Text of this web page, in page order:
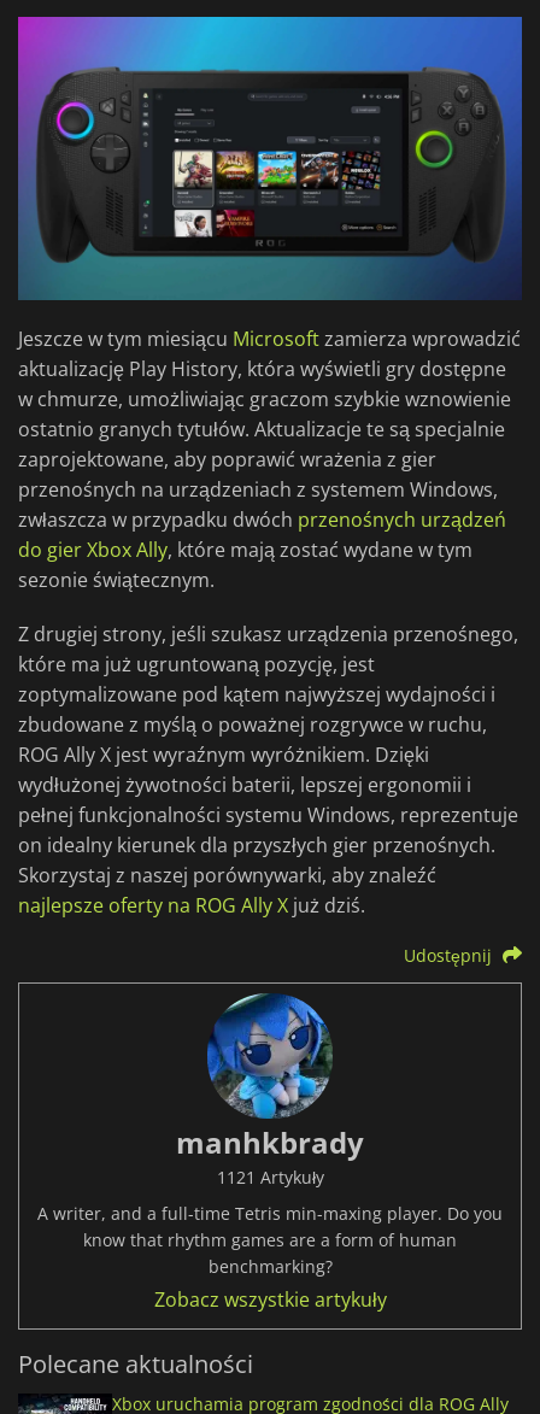
Jeszcze w tym miesiącu Microsoftzamierza wprowadzić
aktualizację Play History, która wyświetli gry dostępne
w chmurze, umożliwiając graczom szybkie wznowienie
ostatnio granych tytułów. Aktualizacje te są specjalnie
zaprojektowane, aby poprawić wrażenia z gier
przenośnych na urządzeniach z systemem Windows,
zwłaszcza w przypadku dwóch przenośnych urządzeń
do gier Xbox Ally, które mają zostać wydane w tym
sezonie świątecznym.
Z drugiej strony, jeśli szukasz urządzenia przenośnego,
które ma już ugruntowaną pozycję, jest
zoptymalizowane pod kątem najwyższej wydajności i
zbudowane z myślą o poważnej rozgrywce w ruchu,
ROG Ally X jest wyraźnym wyróżnikiem. Dzięki
wydłużonej żywotności baterii, lepszej ergonomii i
pełnej funkcjonalności systemu Windows, reprezentuje
on idealny kierunek dla przyszłych gier przenośnych.
Skorzystaj z naszej porównywarki, aby znaleźć
najlepsze oferty na ROG Ally X już dziś.
Udostępnij
manhkbrady
1121 Artykuły
A writer, and a full-time Tetris min-maxing player. Do you
know that rhythm games are a form of human
benchmarking?
Zobacz wszystkie artykuły
Polecane aktualności
Xbox uruchamia program zgodności dla ROG Ally